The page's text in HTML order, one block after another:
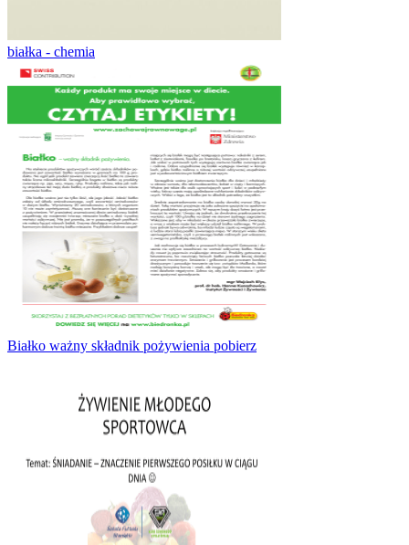
białka - chemia
Białko ważny składnik pożywienia pobierz